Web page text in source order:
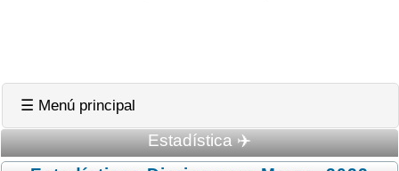
☰ Menú principal
Estadística ✈️